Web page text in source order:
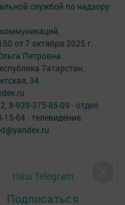
Наш Telegram
Подписаться
службой по надзору
от 7 октября 2025 г.
Петровна
Татарстан,
34.
8-939-375-85-09 - отдел
64 - телевидение.
сервисов и